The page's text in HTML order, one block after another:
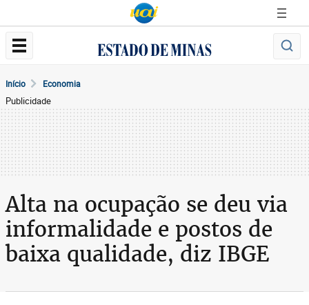
Início Economia
Publicidade
Alta na ocupação se deu via
informalidade e postos de
baixa qualidade, diz IBGE